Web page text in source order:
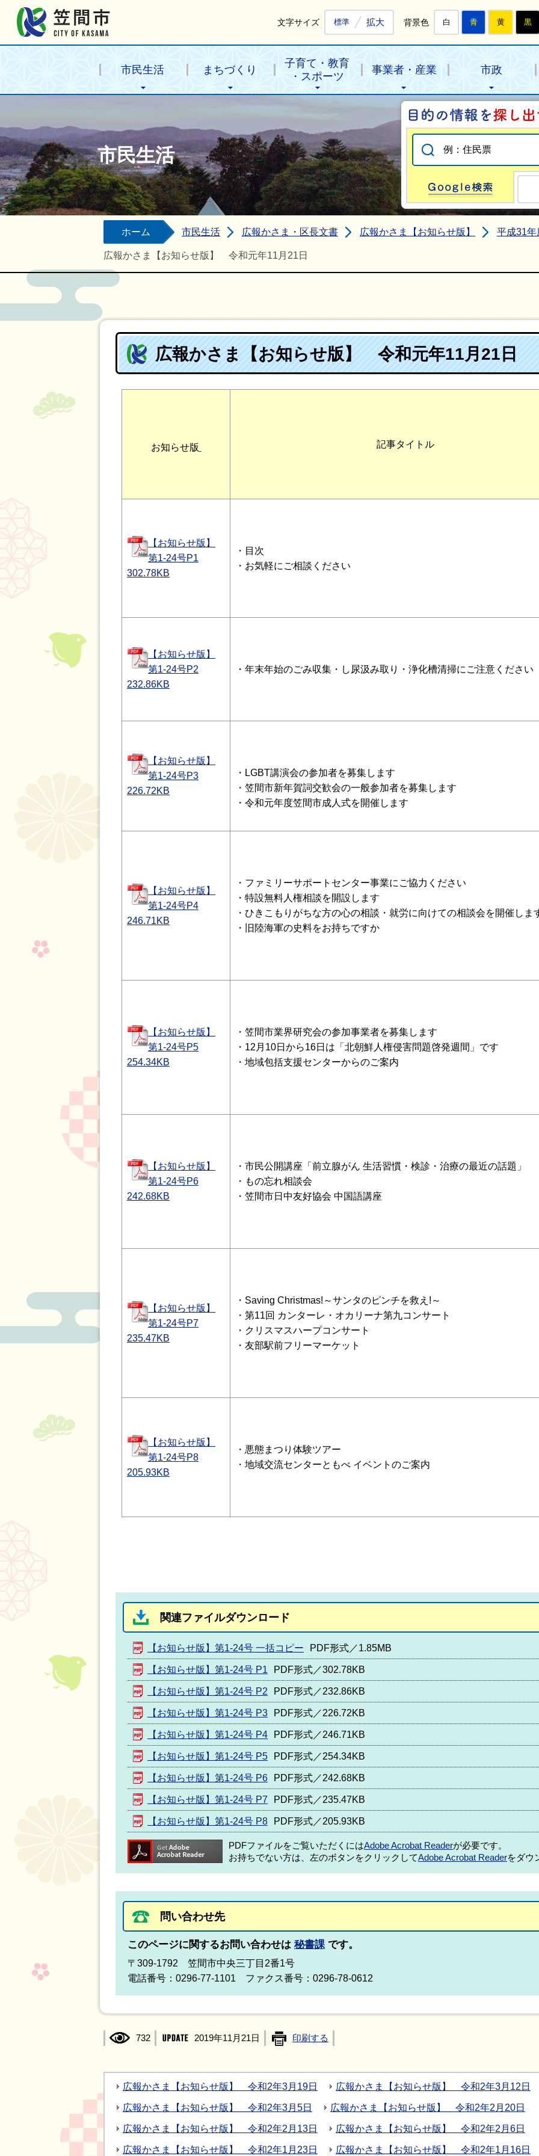
文字サイズ 標準 拡大 背景色 白 青 黄 黒
市民生活 まちづくり
子育て・教育
・スポーツ
事業者・産業 市政
市民生活
ホーム 市民生活 広報かさま・区長文書 広報かさま【お知らせ版】 平成31年
広報かさま【お知らせ版】 令和元年11月21日
広報かさま【お知らせ版】 令和元年11月21日
お知らせ版 記事タイトル
【お知らせ版】
第1-24号P1
302.78KB
・目次
・お気軽にご相談ください
【お知らせ版】
第1-24号P2
232.86KB
・年末年始のごみ収集・し尿汲み取り・浄化槽清掃にご注意ください
【お知らせ版】
第1-24号P3
226.72KB
・LGBT講演会の参加者を募集します
・笠間市新年賀詞交歓会の一般参加者を募集します
・令和元年度笠間市成人式を開催します
【お知らせ版】
第1-24号P4
246.71KB
・ファミリーサポートセンター事業にご協力ください
・特設無料人権相談を開設します
・ひきこもりがちな方の心の相談・就労に向けての相談会を開催しま
・旧陸海軍の史料をお持ちですか
【お知らせ版】
第1-24号P5
254.34KB
・笠間市業界研究会の参加事業者を募集します
・12月10日から16日は「北朝鮮人権侵害問題啓発週間」です
・地域包括支援センターからのご案内
【お知らせ版】
第1-24号P6
242.68KB
・市民公開講座「前立腺がん 生活習慣・検診・治療の最近の話題」
・もの忘れ相談会
・笠間市日中友好協会 中国語講座
【お知らせ版】
第1-24号P7
235.47KB
・Saving Christmas!～サンタのピンチを救え!～
・第11回 カンターレ・オカリーナ第九コンサート
・クリスマスハープコンサート
・友部駅前フリーマーケット
【お知らせ版】
第1-24号P8
205.93KB
・悪態まつり体験ツアー
・地域交流センターともべ イベントのご案内
関連ファイルダウンロード
【お知らせ版】第1-24号 一括コピー PDF形式／1.85MB
【お知らせ版】第1-24号 P1 PDF形式／302.78KB
【お知らせ版】第1-24号 P2 PDF形式／232.86KB
【お知らせ版】第1-24号 P3 PDF形式／226.72KB
【お知らせ版】第1-24号 P4 PDF形式／246.71KB
【お知らせ版】第1-24号 P5 PDF形式／254.34KB
【お知らせ版】第1-24号 P6 PDF形式／242.68KB
【お知らせ版】第1-24号 P7 PDF形式／235.47KB
【お知らせ版】第1-24号 P8 PDF形式／205.93KB
PDFファイルをご覧いただくにはAdobe Acrobat Readerが必要です。
お持ちでない方は、左のボタンをクリックしてAdobe Acrobat Readerをダウ
問い合わせ先
このページに関するお問い合わせは 秘書課 です。
〒309-1792 笠間市中央三丁目2番1号
電話番号：0296-77-1101 ファクス番号：0296-78-0612
732 2019年11月21日 印刷する
広報かさま【お知らせ版】 令和2年3月19日 広報かさま【お知らせ版】 令和2年3月12日
広報かさま【お知らせ版】 令和2年3月5日 広報かさま【お知らせ版】 令和2年2月20日
広報かさま【お知らせ版】 令和2年2月13日 広報かさま【お知らせ版】 令和2年2月6日
広報かさま【お知らせ版】 令和2年1月23日 広報かさま【お知らせ版】 令和2年1月16日